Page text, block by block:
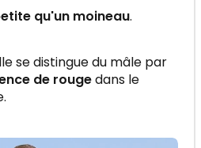
qu'un moineau.
se distingue du mâle par
de rougedans le